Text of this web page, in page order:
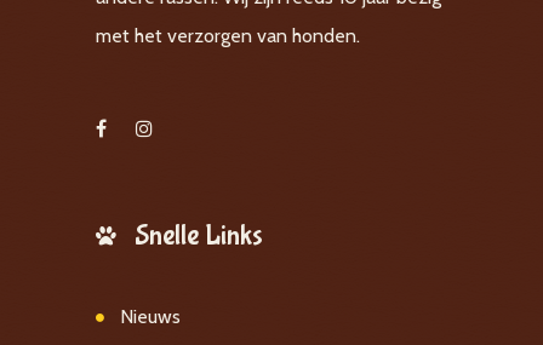
met het verzorgen van honden.
Snelle Links
Nieuws